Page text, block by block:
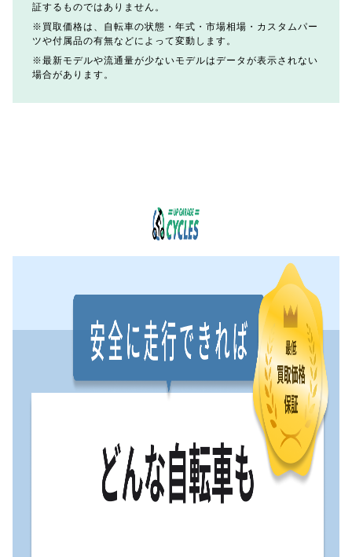
証するものではありません。
買取価格は、自転車の状態・年式・市場相場・カスタムパー
ツや付属品の有無などによって変動します。
最新モデルや流通量が少ないモデルはデータが表示されない
場合があります。